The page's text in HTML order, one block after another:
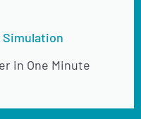
in One Minute